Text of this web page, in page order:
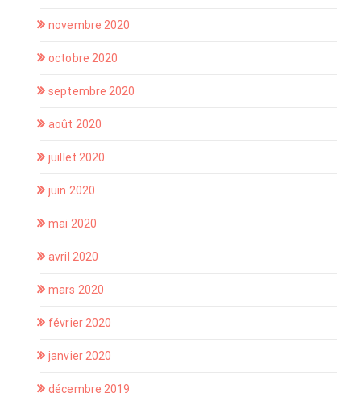
novembre 2020
octobre 2020
septembre 2020
août 2020
juillet 2020
juin 2020
mai 2020
avril 2020
mars 2020
février 2020
janvier 2020
décembre 2019